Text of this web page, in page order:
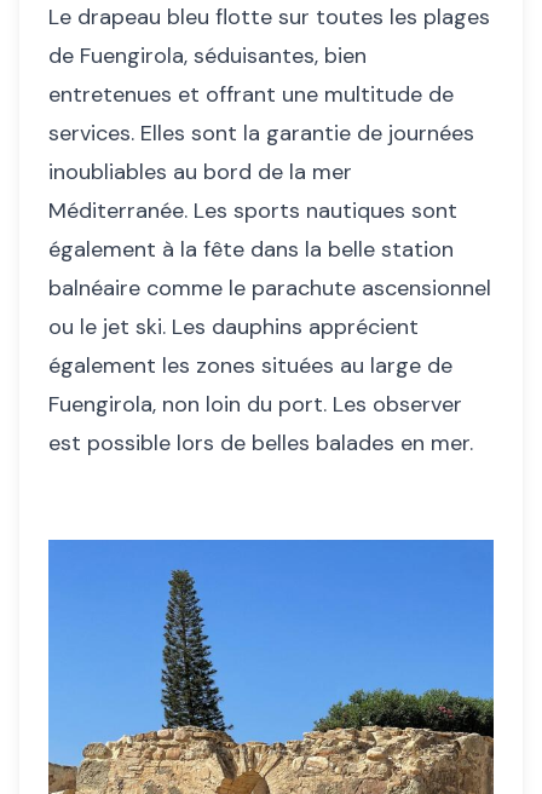
Le drapeau bleu flotte sur toutes les plages
de Fuengirola, séduisantes, bien
entretenues et offrant une multitude de
services. Elles sont la garantie de journées
inoubliables au bord de la mer
Méditerranée. Les sports nautiques sont
également à la fête dans la belle station
balnéaire comme le parachute ascensionnel
ou le jet ski. Les dauphins apprécient
également les zones situées au large de
Fuengirola, non loin du port. Les observer
est possible lors de belles balades en mer.